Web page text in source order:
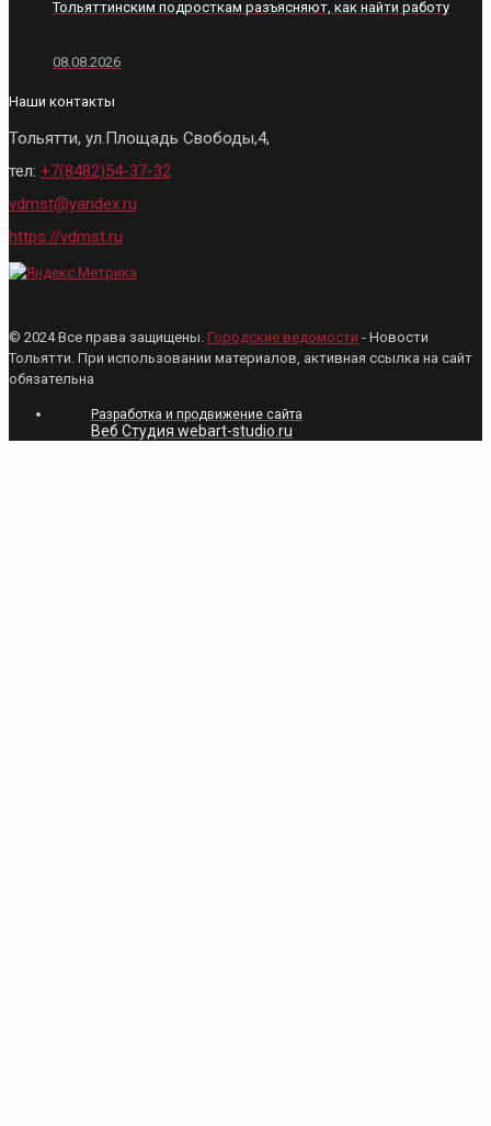
Тольяттинским подросткам разъясняют, как найти работу
08.08.2026
Наши контакты
Тольятти, ул.Площадь Свободы,4,
тел: +7(8482)54-37-32
vdmst@yandex.ru
https://vdmst.ru
© 2024 Все права защищены. Городские ведомости - Новости
Тольятти. При использовании материалов, активная ссылка на сайт
обязательна
Разработка и продвижение сайта
Веб Студия webart-studio.ru